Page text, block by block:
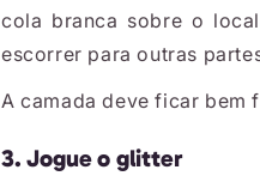
cola branca sobre o
escorrer para outras
A camada deve ficar bem
3. Jogue o glitter